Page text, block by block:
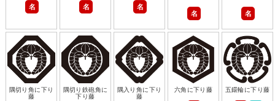
名 名 名
名 名
隅切り角に下り
藤
隅切り鉄砲角に
下り藤
隅入り角に下り
藤
六角に下り藤 五鐶輪に下り藤